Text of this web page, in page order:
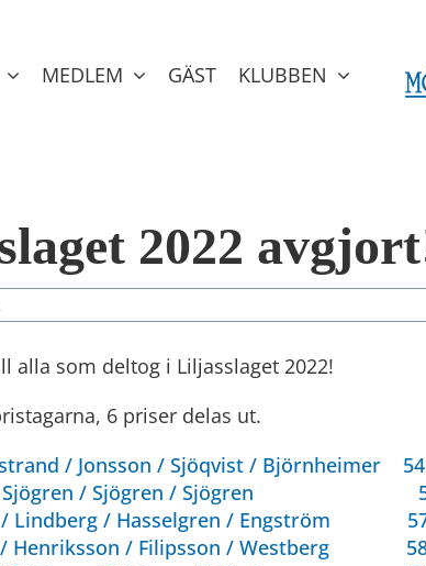
MEDLEM GÄST KLUBBEN
2022
alla som deltog i Liljasslaget 2022!
6 priser delas ut.
/ Jonsson / Sjöqvist / Björnheimer 54
/ Sjögren / Sjögren / Sjögren
/ Lindberg / Hasselgren / Engström
/ Henriksson / Filipsson / Westberg